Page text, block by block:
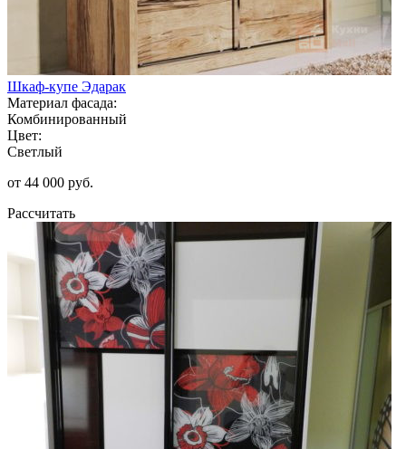
Шкаф-купе Эдарак
Материал фасада:
Комбинированный
Цвет:
Светлый
от 44 000 руб.
Рассчитать